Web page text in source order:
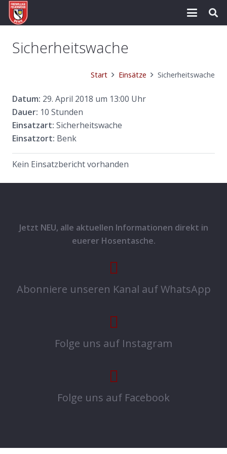
Sicherheitswache
Start Einsätze Sicherheitswache
Datum: 29. April 2018 um 13:00 Uhr
Dauer: 10 Stunden
Einsatzart: Sicherheitswache
Einsatzort: Benk
Kein Einsatzbericht vorhanden
Jetzt NEU, alle aktuellen Informationen direkt in
euerer Hosentasche.
Abonniere unseren Kanal auf WhatsApp
Folge uns auf Instagram
Folge uns auf Facebook